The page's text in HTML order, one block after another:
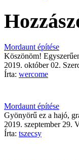
Mordaunt építése
Köszönöm!
2019. október 02.
Írta: wercome
Mordaunt építése
Gyönyörű ez a hajó,
2019. szeptember 29.
Írta: tszecsy